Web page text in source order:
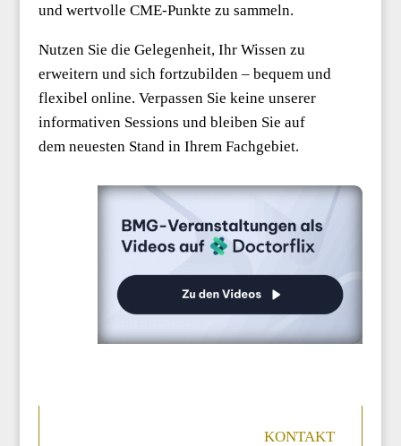
und wertvolle CME-Punkte zu sammeln.
Nutzen Sie die Gelegenheit, Ihr Wissen zu
erweitern und sich fortzubilden – bequem und
flexibel online. Verpassen Sie keine unserer
informativen Sessions und bleiben Sie auf
dem neuesten Stand in Ihrem Fachgebiet.
KONTAKT